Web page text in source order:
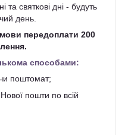
та святкові дні - будуть
день.
передоплати 200
способами:
поштомат;
пошти по всій